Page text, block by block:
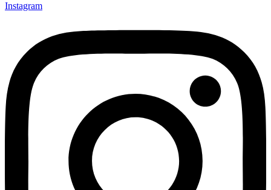
Instagram